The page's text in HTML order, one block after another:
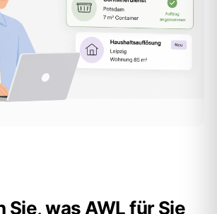
Sie, was AWL für Sie